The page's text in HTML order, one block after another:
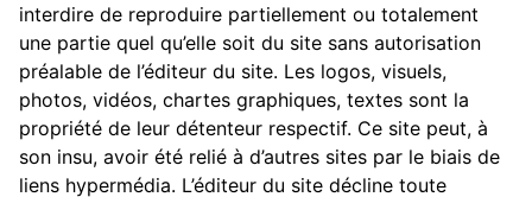
interdire de reproduire partiellement ou totalement
une partie quel qu’elle soit du site sans autorisation
préalable de l’éditeur du site. Les logos, visuels,
photos, vidéos, chartes graphiques, textes sont la
propriété de leur détenteur respectif. Ce site peut, à
son insu, avoir été relié à d’autres sites par le biais de
liens hypermédia. L’éditeur du site décline toute